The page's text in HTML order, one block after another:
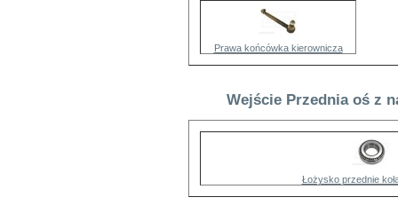
Prawa końcówka kierownicza
Wejście Przednia oś z
Łożysko przednie